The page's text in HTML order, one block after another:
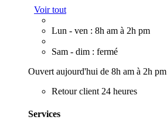
Voir tout
Lun - ven : 8h am à 2h pm
Sam - dim : fermé
Ouvert aujourd'hui de 8h am à 2h pm
Retour client 24 heures
Services